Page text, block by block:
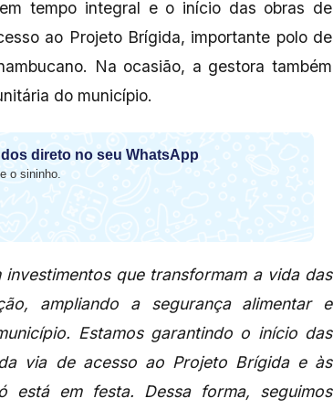
tempo integral e o início das obras de
ao Projeto Brígida, importante polo de
Na ocasião, a gestora também
do município.
direto no seu WhatsApp
o sininho.
que transformam a vida das
ampliando a segurança alimentar e
Estamos garantindo o início das
via de acesso ao Projeto Brígida e às
está em festa. Dessa forma, seguimos